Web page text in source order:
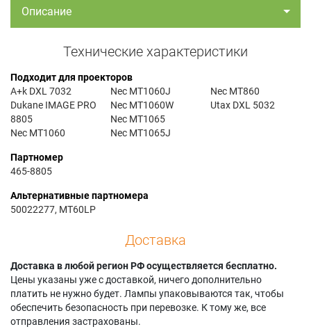
Описание
Технические характеристики
Подходит для проекторов
A+k DXL 7032
Dukane IMAGE PRO
8805
Nec MT1060
Nec MT1060J
Nec MT1060W
Nec MT1065
Nec MT1065J
Nec MT860
Utax DXL 5032
Партномер
465-8805
Альтернативные партномера
50022277, MT60LP
Доставка
Доставка в любой регион РФ осуществляется бесплатно.
Цены указаны уже с доставкой, ничего дополнительно
платить не нужно будет. Лампы упаковываются так, чтобы
обеспечить безопасность при перевозке. К тому же, все
отправления застрахованы.